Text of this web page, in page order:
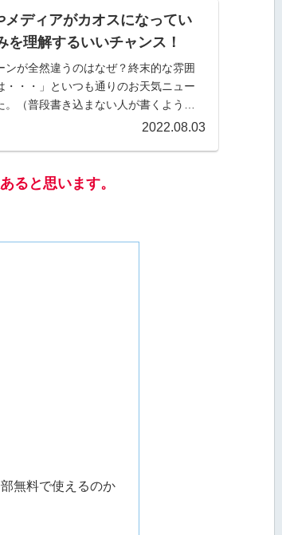
ディアがカオスになってい
理解するいいチャンス！
が全然違うのはなぜ？終末的な雰囲
・・」といつも通りのお天気ニュー
（普段書き込まない人が書くように
2022.08.03
ると思います。
無料で使えるのか